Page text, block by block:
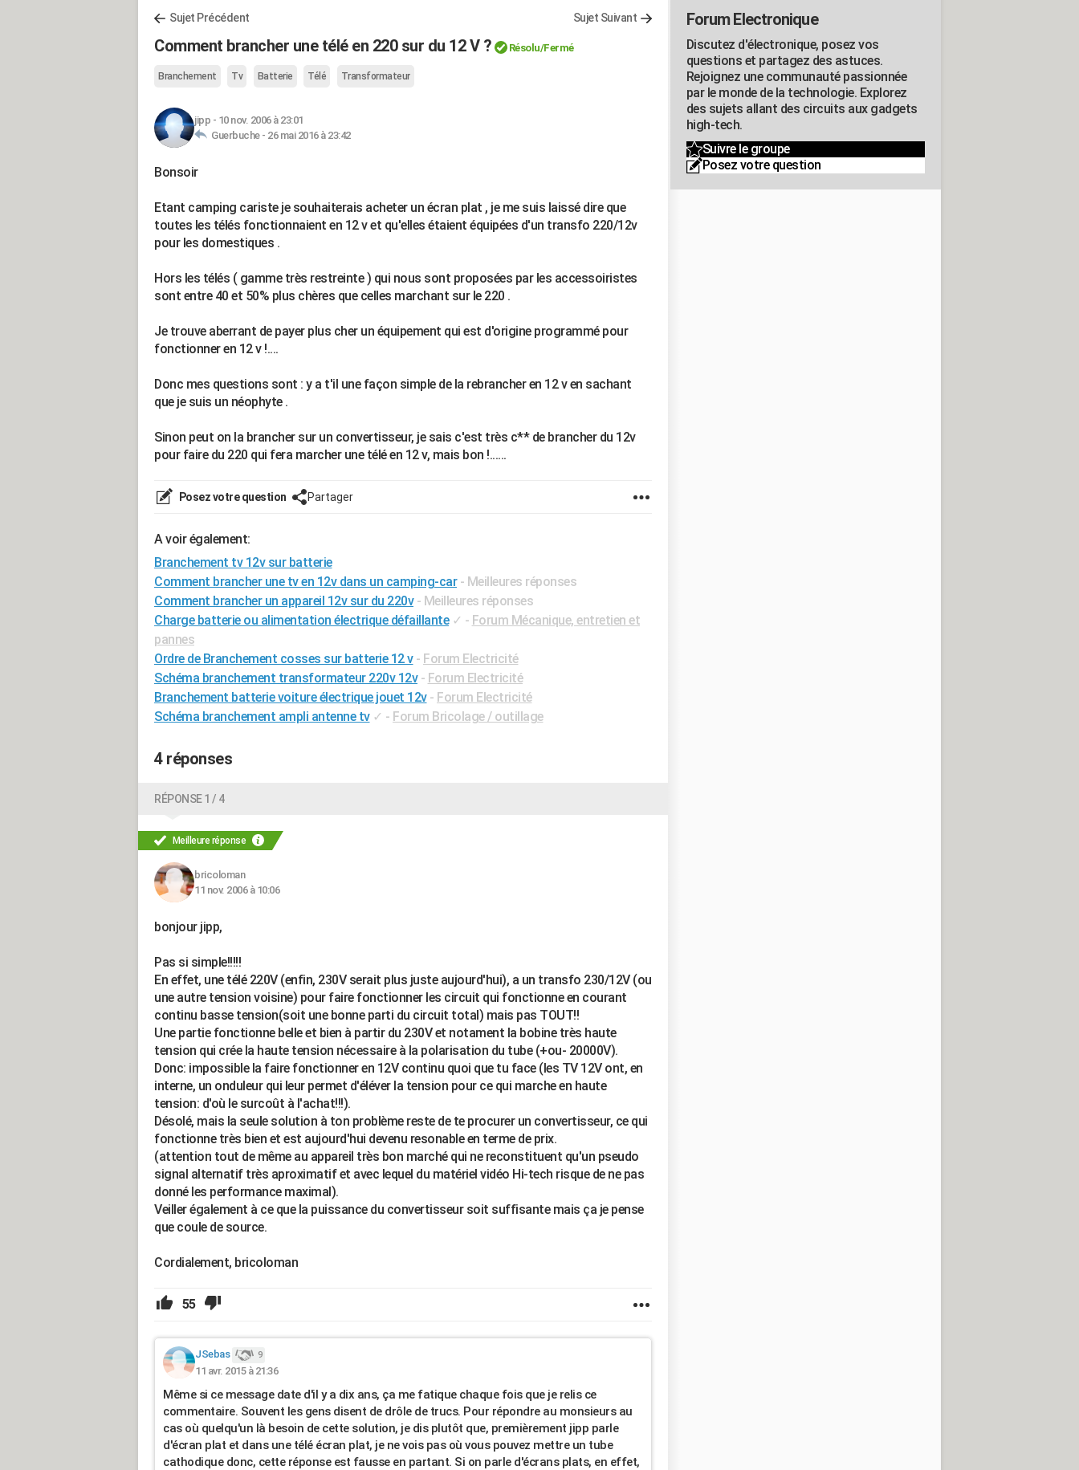
Sujet Précédent Sujet Suivant
Comment brancher une télé en 220 sur du 12 V ? Résolu/Fermé
Branchement Tv Batterie Télé Transformateur
jipp - 10 nov. 2006 à 23:01
Guerbuche - 26 mai 2016 à 23:42
Bonsoir
Etant camping cariste je souhaiterais acheter un écran plat , je me suis laissé dire que
toutes les télés fonctionnaient en 12 v et qu'elles étaient équipées d'un transfo 220/12v
pour les domestiques .
Hors les télés ( gamme très restreinte ) qui nous sont proposées par les accessoiristes
sont entre 40 et 50% plus chères que celles marchant sur le 220 .
Je trouve aberrant de payer plus cher un équipement qui est d'origine programmé pour
fonctionner en 12 v !....
Donc mes questions sont : y a t'il une façon simple de la rebrancher en 12 v en sachant
que je suis un néophyte .
Sinon peut on la brancher sur un convertisseur, je sais c'est très c** de brancher du 12v
pour faire du 220 qui fera marcher une télé en 12 v, mais bon !......
Posez votre question Partager
A voir également:
Branchement tv 12v sur batterie
Comment brancher une tv en 12v dans un camping-car - Meilleures réponses
Comment brancher un appareil 12v sur du 220v - Meilleures réponses
Charge batterie ou alimentation électrique défaillante ✓ - Forum Mécanique, entretien et
pannes
Ordre de Branchement cosses sur batterie 12 v - Forum Electricité
Schéma branchement transformateur 220v 12v - Forum Electricité
Branchement batterie voiture électrique jouet 12v - Forum Electricité
Schéma branchement ampli antenne tv ✓ - Forum Bricolage / outillage
4 réponses
RÉPONSE 1 / 4
Meilleure réponse
bricoloman
11 nov. 2006 à 10:06
bonjour jipp,
Pas si simple!!!!!
En effet, une télé 220V (enfin, 230V serait plus juste aujourd'hui), a un transfo 230/12V (ou
une autre tension voisine) pour faire fonctionner les circuit qui fonctionne en courant
continu basse tension(soit une bonne parti du circuit total) mais pas TOUT!!
Une partie fonctionne belle et bien à partir du 230V et notament la bobine très haute
tension qui crée la haute tension nécessaire à la polarisation du tube (+ou- 20000V).
Donc: impossible la faire fonctionner en 12V continu quoi que tu face (les TV 12V ont, en
interne, un onduleur qui leur permet d'éléver la tension pour ce qui marche en haute
tension: d'où le surcoût à l'achat!!!).
Désolé, mais la seule solution à ton problème reste de te procurer un convertisseur, ce qui
fonctionne très bien et est aujourd'hui devenu resonable en terme de prix.
(attention tout de même au appareil très bon marché qui ne reconstituent qu'un pseudo
signal alternatif très aproximatif et avec lequel du matériel vidéo Hi-tech risque de ne pas
donné les performance maximal).
Veiller également à ce que la puissance du convertisseur soit suffisante mais ça je pense
que coule de source.
Cordialement, bricoloman
55
JSebas 9
11 avr. 2015 à 21:36
Même si ce message date d'il y a dix ans, ça me fatique chaque fois que je relis ce
commentaire. Souvent les gens disent de drôle de trucs. Pour répondre au monsieurs au
cas où quelqu'un là besoin de cette solution, je dis plutôt que, premièrement jipp parle
d'écran plat et dans une télé écran plat, je ne vois pas où vous pouvez mettre un tube
cathodique donc, cette réponse est fausse en partant. Si on parle d'écrans plats, en effet,
Forum Electronique
Discutez d'électronique, posez vos
questions et partagez des astuces.
Rejoignez une communauté passionnée
par le monde de la technologie. Explorez
des sujets allant des circuits aux gadgets
high-tech.
Suivre le groupe
Posez votre question